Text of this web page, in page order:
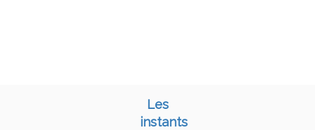
Les
instants